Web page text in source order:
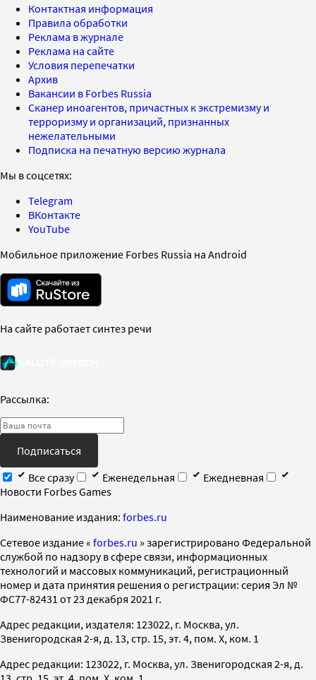
Контактная информация
Правила обработки
Реклама в журнале
Реклама на сайте
Условия перепечатки
Архив
Вакансии в Forbes Russia
Сканер иноагентов, причастных к экстремизму и
терроризму и организаций, признанных
нежелательными
Подписка на печатную версию журнала
Мы в соцсетях:
Telegram
ВКонтакте
YouTube
Мобильное приложение Forbes Russia на Android
На сайте работает синтез речи
Рассылка:
Подписаться
Все сразу
Еженедельная
Ежедневная
Новости Forbes Games
Наименование издания: forbes.ru
Cетевое издание « forbes.ru » зарегистрировано Федеральной
службой по надзору в сфере связи, информационных
технологий и массовых коммуникаций, регистрационный
номер и дата принятия решения о регистрации: серия Эл №
ФС77-82431 от 23 декабря 2021 г.
Адрес редакции, издателя: 123022, г. Москва, ул.
Звенигородская 2-я, д. 13, стр. 15, эт. 4, пом. X, ком. 1
Адрес редакции: 123022, г. Москва, ул. Звенигородская 2-я, д.